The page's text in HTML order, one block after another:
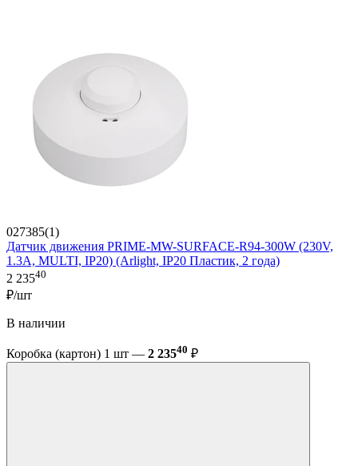
027385(1)
Датчик движения PRIME-MW-SURFACE-R94-300W (230V,
1.3A, MULTI, IP20) (Arlight, IP20 Пластик, 2 года)
2 23540
₽/шт
В наличии
Коробка (картон) 1 шт — 2 23540 ₽